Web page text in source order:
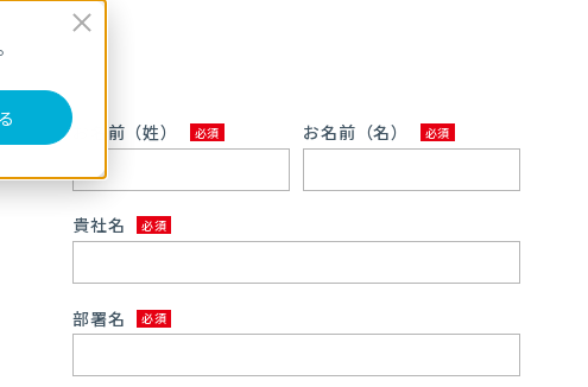
お名前（姓） お名前（名）
貴社名
部署名